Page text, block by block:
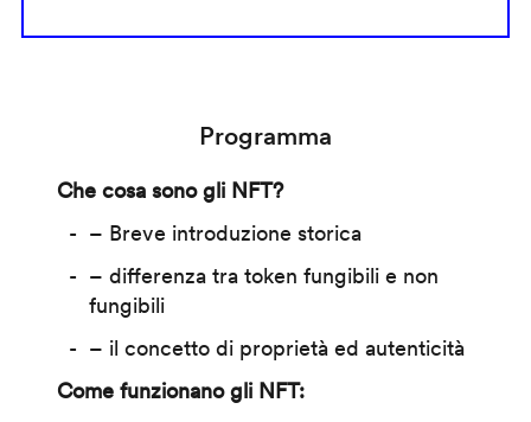
Programma
Che cosa sono gli NFT?
– Breve introduzione storica
– differenza tra token fungibili e non
fungibili
– il concetto di proprietà ed autenticità
Come funzionano gli NFT: